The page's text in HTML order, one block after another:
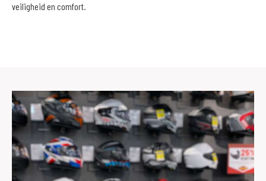
veiligheid en comfort.